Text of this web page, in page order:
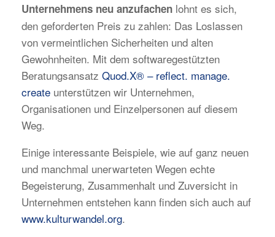
Unternehmens neu anzufachen lohnt es sich,
den geforderten Preis zu zahlen: Das Loslassen
von vermeintlichen Sicherheiten und alten
Gewohnheiten. Mit dem softwaregestützten
Beratungsansatz Quod.X® – reflect. manage.
create unterstützen wir Unternehmen,
Organisationen und Einzelpersonen auf diesem
Weg.
Einige interessante Beispiele, wie auf ganz neuen
und manchmal unerwarteten Wegen echte
Begeisterung, Zusammenhalt und Zuversicht in
Unternehmen entstehen kann finden sich auch auf
www.kulturwandel.org.